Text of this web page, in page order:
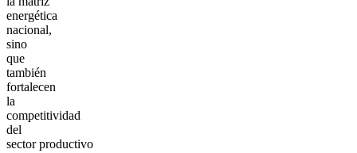
energética
nacional,
sino
que
también
fortalecen
la
competitividad
del
sector productivo